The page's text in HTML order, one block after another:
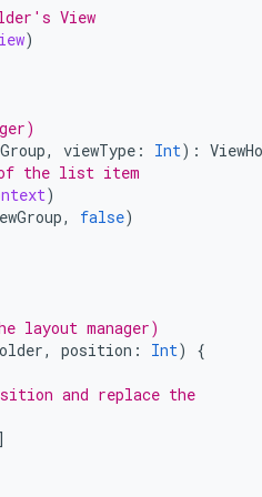
View
)
, viewType : Int):
of the list item
)
, false)
layout manager)
, position : Int) {
and replace the
]